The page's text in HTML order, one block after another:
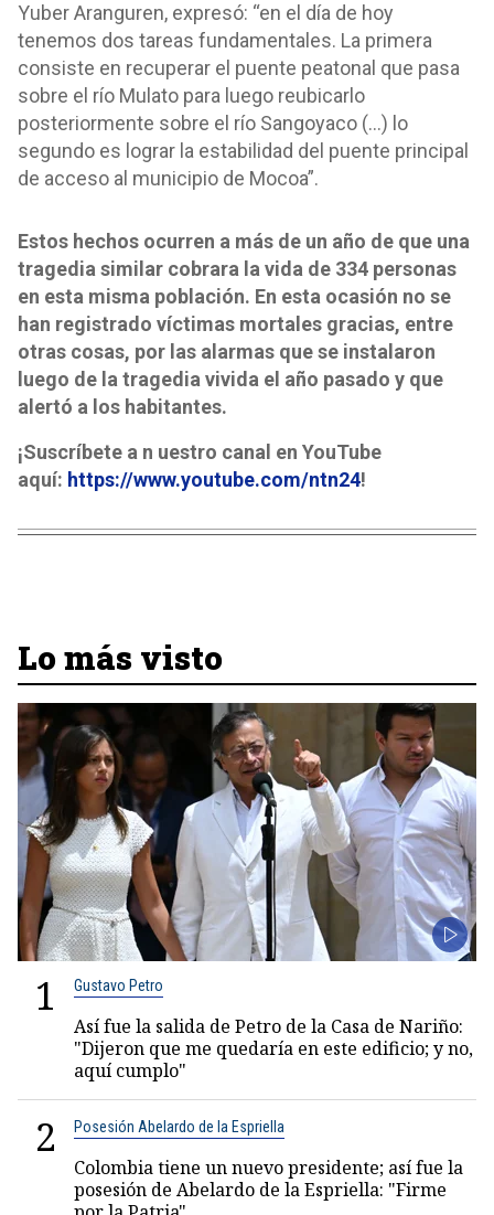
Yuber Aranguren, expresó: “en el día de hoy
tenemos dos tareas fundamentales. La primera
consiste en recuperar el puente peatonal que pasa
sobre el río Mulato para luego reubicarlo
posteriormente sobre el río Sangoyaco (…) lo
segundo es lograr la estabilidad del puente principal
de acceso al municipio de Mocoa”.
Estos hechos ocurren a más de un año de que una
tragedia similar cobrara la vida de 334 personas
en esta misma población. En esta ocasión no se
han registrado víctimas mortales gracias, entre
otras cosas, por las alarmas que se instalaron
luego de la tragedia vivida el año pasado y que
alertó a los habitantes.
¡Suscríbete a n uestro canal en YouTube
aquí: https://www.youtube.com/ntn24!
Lo más visto
1 Gustavo Petro
Así fue la salida de Petro de la Casa de Nariño:
"Dijeron que me quedaría en este edificio; y no,
aquí cumplo"
2 Posesión Abelardo de la Espriella
Colombia tiene un nuevo presidente; así fue la
posesión de Abelardo de la Espriella: "Firme